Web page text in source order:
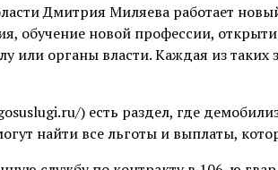
Дмитрия Миляева работает
обучение новой профессии,
или органы власти. Каждая из таких
) есть раздел, где
найти все льготы и выплаты,